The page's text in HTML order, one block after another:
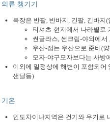
의류 챙기기
복장은 반팔, 반바지, 긴팔, 긴바지
티셔츠-현지에서 나라별로
썬글라스, 썬크림-야외에
우산-접는 우산으로 준비(
모자-야구모자보다는 사방
이외에 일정상에 해변이 포함되어
샌달등)
기온
인도차이나지역은 건기와 우기로